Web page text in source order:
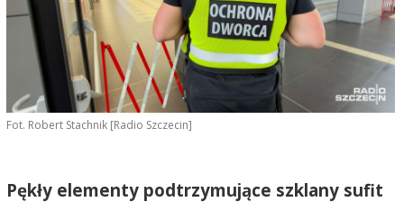
Fot. Robert Stachnik [Radio Szczecin]
Pękły elementy podtrzymujące szklany sufit